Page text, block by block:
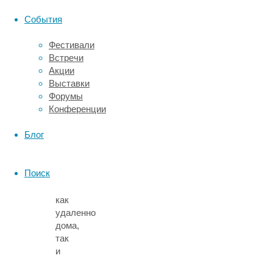
События
Фестивали
Встречи
Акции
Выставки
Форумы
Конференции
Блог
Поиск
и
IT-
телефонии
не
зависят
от
расстояния
как
удаленно
дома,
так
и